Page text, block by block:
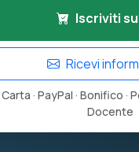
Iscriviti
Ricevi
Carta · PayPal · Bonifico ·
Docente